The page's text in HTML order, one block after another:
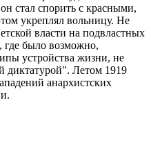
стал спорить с красными,
укреплял вольницу. Не
власти на подвластных
где было возможно,
устройства жизни, не
диктатурой". Летом 1919
анархистских